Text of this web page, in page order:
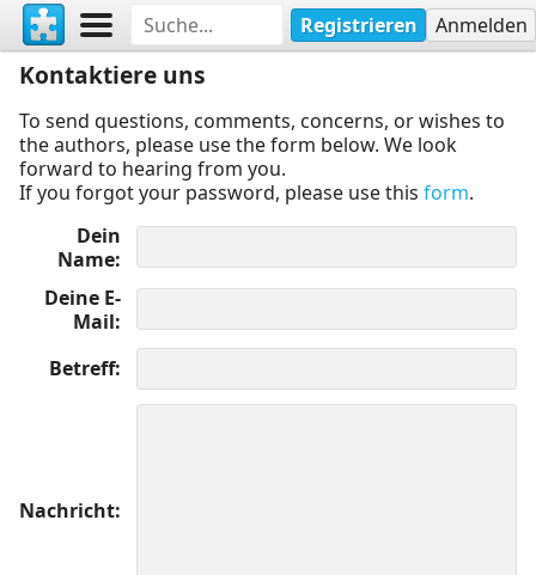
Registrieren Anmelden
Kontaktiere uns
To send questions, comments, concerns, or wishes to
the authors, please use the form below. We look
forward to hearing from you.
If you forgot your password, please use this form.
Dein
Name
Deine E-
Mail
Betreff
Nachricht